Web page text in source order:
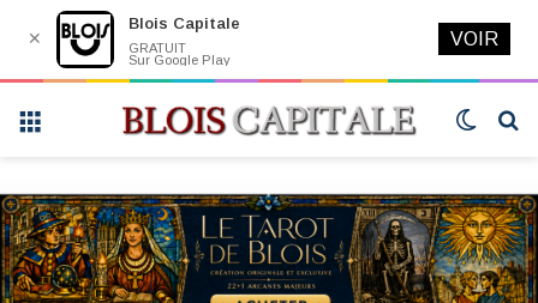
Switch
✕
Blois Capitale
GRATUIT
Sur Google Play
VOIR